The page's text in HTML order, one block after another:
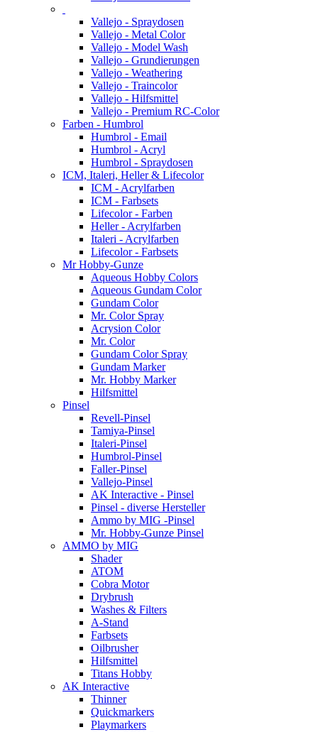
Vallejo - Spraydosen
Vallejo - Metal Color
Vallejo - Model Wash
Vallejo - Grundierungen
Vallejo - Weathering
Vallejo - Traincolor
Vallejo - Hilfsmittel
Vallejo - Premium RC-Color
Farben - Humbrol
Humbrol - Email
Humbrol - Acryl
Humbrol - Spraydosen
ICM, Italeri, Heller & Lifecolor
ICM - Acrylfarben
ICM - Farbsets
Lifecolor - Farben
Heller - Acrylfarben
Italeri - Acrylfarben
Lifecolor - Farbsets
Mr Hobby-Gunze
Aqueous Hobby Colors
Aqueous Gundam Color
Gundam Color
Mr. Color Spray
Acrysion Color
Mr. Color
Gundam Color Spray
Gundam Marker
Mr. Hobby Marker
Hilfsmittel
Pinsel
Revell-Pinsel
Tamiya-Pinsel
Italeri-Pinsel
Humbrol-Pinsel
Faller-Pinsel
Vallejo-Pinsel
AK Interactive - Pinsel
Pinsel - diverse Hersteller
Ammo by MIG -Pinsel
Mr. Hobby-Gunze Pinsel
AMMO by MIG
Shader
ATOM
Cobra Motor
Drybrush
Washes & Filters
A-Stand
Farbsets
Oilbrusher
Hilfsmittel
Titans Hobby
AK Interactive
Thinner
Quickmarkers
Playmarkers